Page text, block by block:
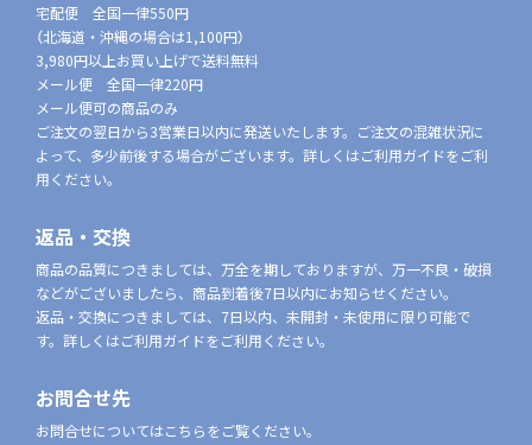
宅配便 全国一律550円
（北海道・沖縄の場合は1,100円）
3,980円以上お買い上げで送料無料
メール便 全国一律220円
メール便可の商品のみ
ご注文の翌日から3営業日以内に発送いたします。ご注文の混雑状況に
よって、多少前後する場合がございます。詳しくはご利用ガイドをご利
用ください。
返品・交換
商品の品質につきましては、万全を期しておりますが、万一不良・破損
などがございましたら、商品到着後7日以内にお知らせください。
返品・交換につきましては、7日以内、未開封・未使用に限り可能で
す。詳しくはご利用ガイドをご利用ください。
お問合せ先
お問合せについてはこちらをご覧ください。